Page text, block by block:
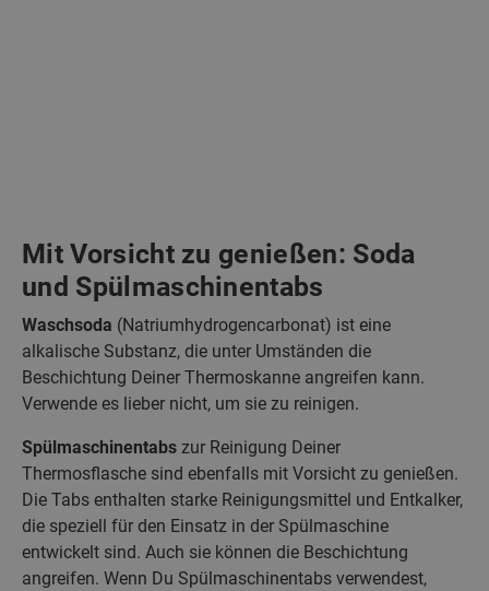
Mit Vorsicht zu genießen: Soda
und Spülmaschinentabs
Waschsoda (Natriumhydrogencarbonat) ist eine
alkalische Substanz, die unter Umständen die
Beschichtung Deiner Thermoskanne angreifen kann.
Verwende es lieber nicht, um sie zu reinigen.
Spülmaschinentabs zur Reinigung Deiner
Thermosflasche sind ebenfalls mit Vorsicht zu genießen.
Die Tabs enthalten starke Reinigungsmittel und Entkalker,
die speziell für den Einsatz in der Spülmaschine
entwickelt sind. Auch sie können die Beschichtung
angreifen. Wenn Du Spülmaschinentabs verwendest,